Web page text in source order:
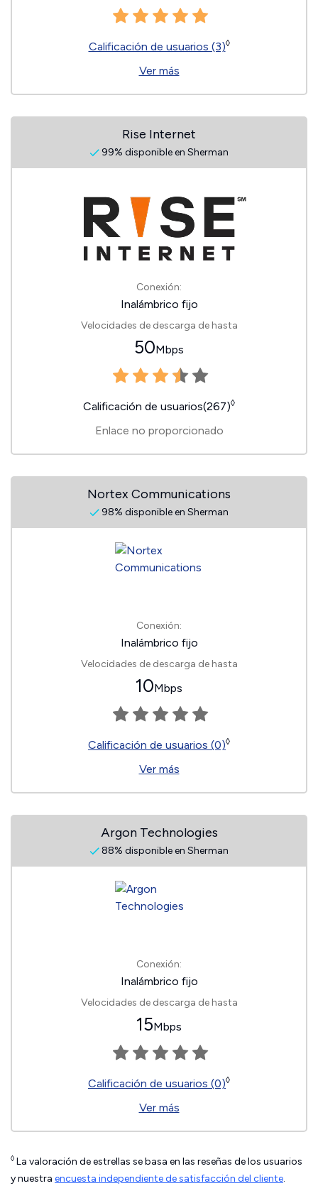
Calificación de usuarios (3)◊
Ver más
Rise Internet
99% disponible en Sherman
Conexión:
Inalámbrico fijo
Velocidades de descarga de hasta
50Mbps
Calificación de usuarios(267)◊
Enlace no proporcionado
Nortex Communications
98% disponible en Sherman
Conexión:
Inalámbrico fijo
Velocidades de descarga de hasta
10Mbps
Calificación de usuarios (0)◊
Ver más
Argon Technologies
88% disponible en Sherman
Conexión:
Inalámbrico fijo
Velocidades de descarga de hasta
15Mbps
Calificación de usuarios (0)◊
Ver más
◊ La valoración de estrellas se basa en las reseñas de los usuarios
y nuestra encuesta independiente de satisfacción del cliente.